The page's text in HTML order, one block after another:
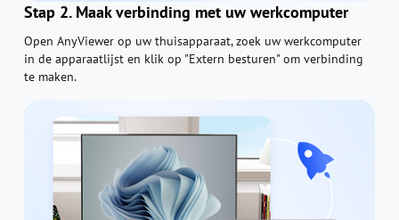
Stap 2. Maak verbinding met uw werkcomputer
Open AnyViewer op uw thuisapparaat, zoek uw werkcomputer
in de apparaatlijst en klik op "Extern besturen" om verbinding
te maken.